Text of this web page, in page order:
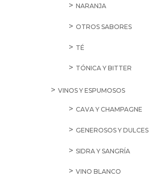
NARANJA
OTROS SABORES
TÉ
TÓNICA Y BITTER
VINOS Y ESPUMOSOS
CAVA Y CHAMPAGNE
GENEROSOS Y DULCES
SIDRA Y SANGRÍA
VINO BLANCO